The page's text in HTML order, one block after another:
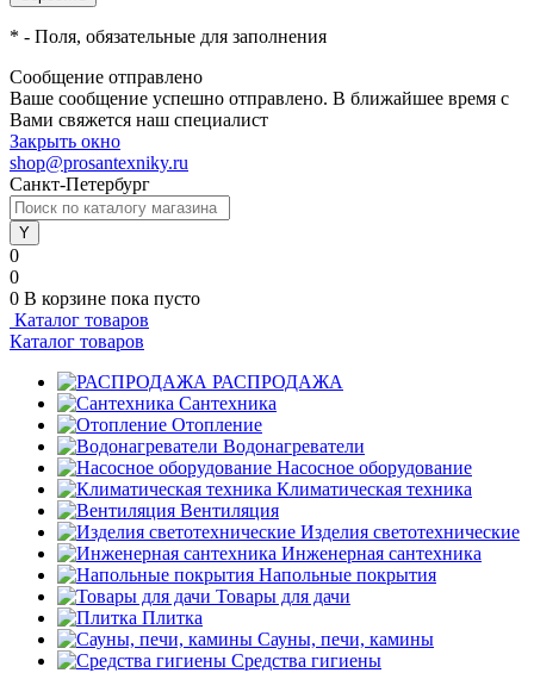
* - Поля, обязательные для заполнения
Сообщение отправлено
Ваше сообщение успешно отправлено. В ближайшее время с
Вами свяжется наш специалист
Закрыть окно
shop@prosantexniky.ru
Санкт-Петербург
0
0
0 В корзине пока пусто
Каталог товаров
Каталог товаров
РАСПРОДАЖА
Сантехника
Отопление
Водонагреватели
Насосное оборудование
Климатическая техника
Вентиляция
Изделия светотехнические
Инженерная сантехника
Напольные покрытия
Товары для дачи
Плитка
Сауны, печи, камины
Средства гигиены